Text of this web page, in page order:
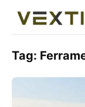
Tag: